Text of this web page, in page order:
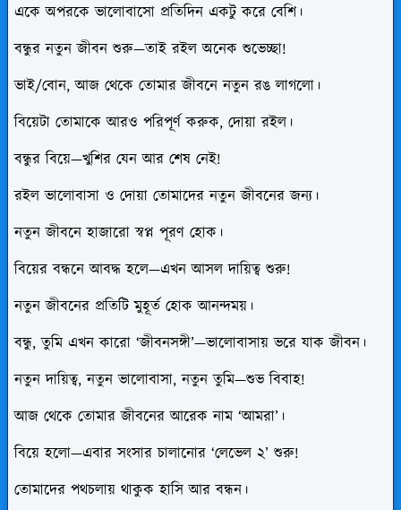
একে অপরকে ভালোবাসো প্রতিদিন একটু করে বেশি।
বন্ধুর নতুন জীবন শুরু—তাই রইল অনেক শুভেচ্ছা!
ভাই/বোন, আজ থেকে তোমার জীবনে নতুন রঙ লাগলো।
বিয়েটা তোমাকে আরও পরিপূর্ণ করুক, দোয়া রইল।
বন্ধুর বিয়ে—খুশির যেন আর শেষ নেই!
রইল ভালোবাসা ও দোয়া তোমাদের নতুন জীবনের জন্য।
নতুন জীবনে হাজারো স্বপ্ন পূরণ হোক।
বিয়ের বন্ধনে আবদ্ধ হলে—এখন আসল দায়িত্ব শুরু!
নতুন জীবনের প্রতিটি মুহূর্ত হোক আনন্দময়।
বন্ধু, তুমি এখন কারো ‘জীবনসঙ্গী’—ভালোবাসায় ভরে যাক জীবন।
নতুন দায়িত্ব, নতুন ভালোবাসা, নতুন তুমি—শুভ বিবাহ!
আজ থেকে তোমার জীবনের আরেক নাম ‘আমরা’।
বিয়ে হলো—এবার সংসার চালানোর ‘লেভেল ২’ শুরু!
তোমাদের পথচলায় থাকুক হাসি আর বন্ধন।